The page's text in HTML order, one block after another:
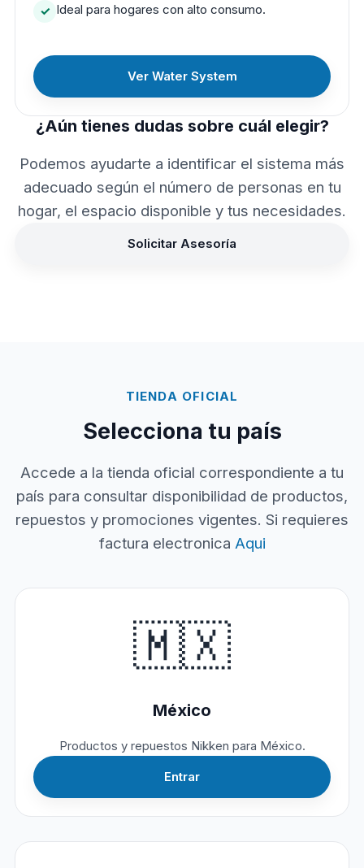
Ideal para hogares con alto consumo.
Ver Water System
¿Aún tienes dudas sobre cuál elegir?
Podemos ayudarte a identificar el sistema más
adecuado según el número de personas en tu
hogar, el espacio disponible y tus necesidades.
Solicitar Asesoría
TIENDA OFICIAL
Selecciona tu país
Accede a la tienda oficial correspondiente a tu
país para consultar disponibilidad de productos,
repuestos y promociones vigentes. Si requieres
factura electronica Aqui
🇲🇽
México
Productos y repuestos Nikken para México.
Entrar